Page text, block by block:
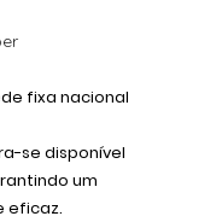
fixa nacional
se disponível
um
eficaz.